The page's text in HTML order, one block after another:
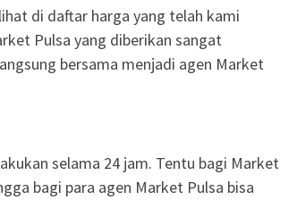
di daftar harga yang telah kami
Pulsa yang diberikan sangat
bersama menjadi agen Market
selama 24 jam. Tentu bagi Market
bagi para agen Market Pulsa bisa